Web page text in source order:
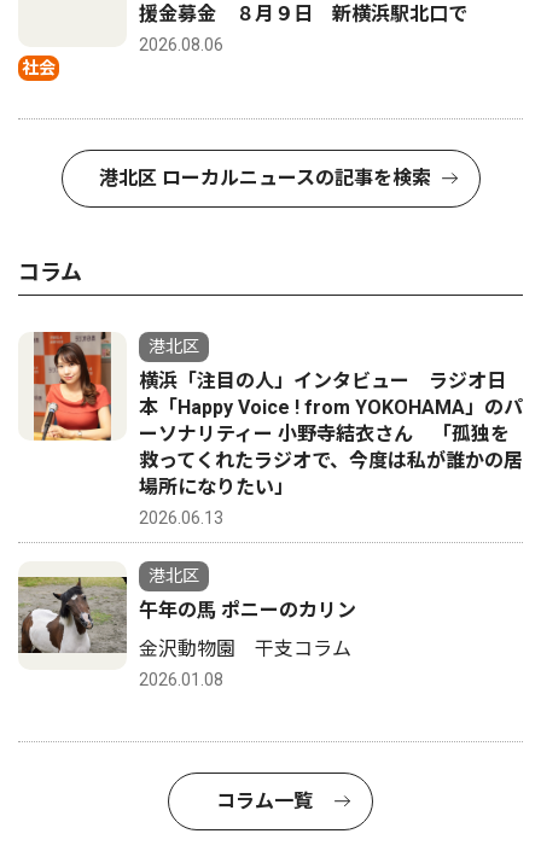
社会
援金募金 ８月９日 新横浜駅北口で
2026.08.06
港北区 ローカルニュースの記事を検索
コラム
港北区
横浜「注目の人」インタビュー ラジオ日
本「Happy Voice ! from YOKOHAMA」のパ
ーソナリティー 小野寺結衣さん 「孤独を
救ってくれたラジオで、今度は私が誰かの居
場所になりたい」
2026.06.13
港北区
午年の馬 ポニーのカリン
金沢動物園 干支コラム
2026.01.08
コラム一覧